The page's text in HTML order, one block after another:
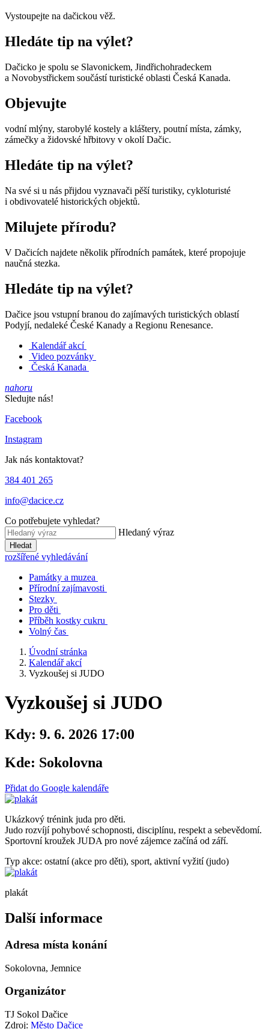
Vystoupejte na dačickou věž.
Hledáte tip na výlet?
Dačicko je spolu se Slavonickem, Jindřichohradeckem
a Novobystřickem součástí turistické oblasti Česká Kanada.
Objevujte
vodní mlýny, starobylé kostely a kláštery, poutní místa, zámky,
zámečky a židovské hřbitovy v okolí Dačic.
Hledáte tip na výlet?
Na své si u nás přijdou vyznavači pěší turistiky, cykloturisté
i obdivovatelé historických objektů.
Milujete přírodu?
V Dačicích najdete několik přírodních památek, které propojuje
naučná stezka.
Hledáte tip na výlet?
Dačice jsou vstupní branou do zajímavých turistických oblastí
Podyjí, nedaleké České Kanady a Regionu Renesance.
Kalendář akcí
Video pozvánky
Česká Kanada
nahoru
Sledujte nás!
Facebook
Instagram
Jak nás kontaktovat?
384 401 265
info@dacice.cz
Co potřebujete vyhledat?
Hledaný výraz
Hledat
rozšířené vyhledávání
Památky a muzea
Přírodní zajímavosti
Stezky
Pro děti
Příběh kostky cukru
Volný čas
Úvodní stránka
Kalendář akcí
Vyzkoušej si JUDO
Vyzkoušej si JUDO
Kdy: 9. 6. 2026 17:00
Kde: Sokolovna
Přidat do Google kalendáře
Ukázkový trénink juda pro děti.
Judo rozvíjí pohybové schopnosti, disciplínu, respekt a sebevědomí.
Sportovní kroužek JUDA pro nové zájemce začíná od září.
Typ akce: ostatní (akce pro děti), sport, aktivní vyžití (judo)
plakát
Další informace
Adresa místa konání
Sokolovna, Jemnice
Organizátor
TJ Sokol Dačice
Zdroj: Město Dačice